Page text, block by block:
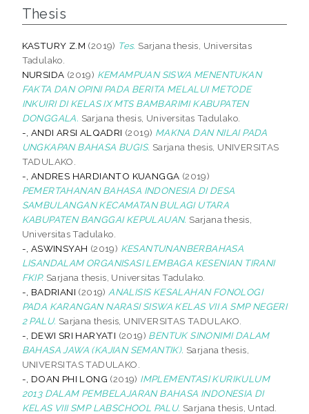
Thesis
KASTURY Z.M (2019) Tes. Sarjana thesis, Universitas
Tadulako.
NURSIDA (2019) KEMAMPUAN SISWA MENENTUKAN
FAKTA DAN OPINI PADA BERITA MELALUI METODE
INKUIRI DI KELAS IX MTS BAMBARIMI KABUPATEN
DONGGALA. Sarjana thesis, Universitas Tadulako.
-, ANDI ARSI ALQADRI (2019) MAKNA DAN NILAI PADA
UNGKAPAN BAHASA BUGIS. Sarjana thesis, UNIVERSITAS
TADULAKO.
-, ANDRES HARDIANTO KUANGGA (2019)
PEMERTAHANAN BAHASA INDONESIA DI DESA
SAMBULANGAN KECAMATAN BULAGI UTARA
KABUPATEN BANGGAI KEPULAUAN. Sarjana thesis,
Universitas Tadulako.
-, ASWINSYAH (2019) KESANTUNANBERBAHASA
LISANDALAM ORGANISASI LEMBAGA KESENIAN TIRANI
FKIP. Sarjana thesis, Universitas Tadulako.
-, BADRIANI (2019) ANALISIS KESALAHAN FONOLOGI
PADA KARANGAN NARASI SISWA KELAS VII A SMP NEGERI
2 PALU. Sarjana thesis, UNIVERSITAS TADULAKO.
-, DEWI SRI HARYATI (2019) BENTUK SINONIMI DALAM
BAHASA JAWA (KAJIAN SEMANTIK). Sarjana thesis,
UNIVERSITAS TADULAKO.
-, DOAN PHI LONG (2019) IMPLEMENTASI KURIKULUM
2013 DALAM PEMBELAJARAN BAHASA INDONESIA DI
KELAS VIII SMP LABSCHOOL PALU. Sarjana thesis, Untad.